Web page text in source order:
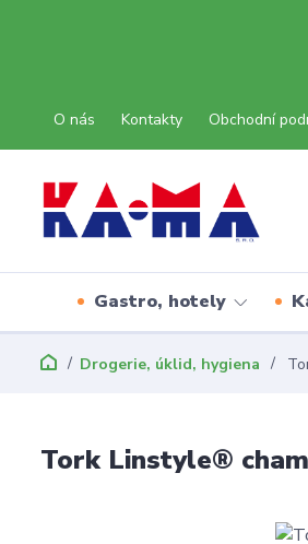
O nás Kontakty Obchodní
Gastro, hotely
Drogerie, úklid, hygiena
Tork Linstyle®